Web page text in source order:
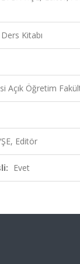
Kitabı
Açık Öğretim
Editör
Evet